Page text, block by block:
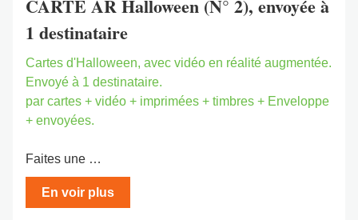
CARTE AR Halloween (N° 2), envoyée à
1 destinataire
Cartes d'Halloween, avec vidéo en réalité augmentée.
Envoyé à 1 destinataire.
par cartes + vidéo + imprimées + timbres + Enveloppe
+ envoyées.
Faites une …
En voir plus